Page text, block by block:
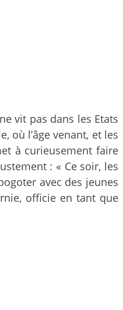
vit pas dans les Etats
où l’âge venant, et les
à curieusement faire
: « Ce soir, les
avec des jeunes
officie en tant que